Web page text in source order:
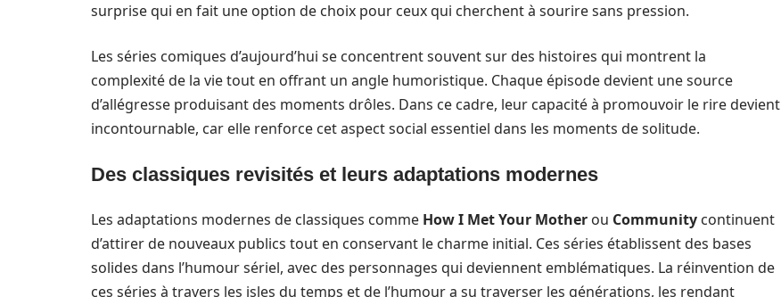
surprise qui en fait une option de choix pour ceux qui cherchent à sourire sans pression.
Les séries comiques d’aujourd’hui se concentrent souvent sur des histoires qui montrent la
complexité de la vie tout en offrant un angle humoristique. Chaque épisode devient une source
d’allégresse produisant des moments drôles. Dans ce cadre, leur capacité à promouvoir le rire devient
incontournable, car elle renforce cet aspect social essentiel dans les moments de solitude.
Des classiques revisités et leurs adaptations modernes
Les adaptations modernes de classiques comme How I Met Your Mother ou Community continuent
d’attirer de nouveaux publics tout en conservant le charme initial. Ces séries établissent des bases
solides dans l’humour sériel, avec des personnages qui deviennent emblématiques. La réinvention de
ces séries à travers les isles du temps et de l’humour a su traverser les générations, les rendant